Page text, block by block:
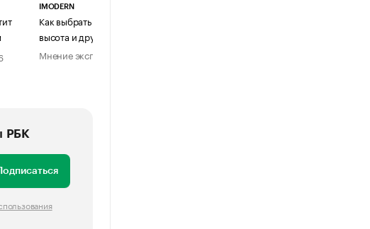
IMODERN
Как выбрать журнальный столик:
высота и другие ключевые параметры
Мнение эксперта
РБК
Подписаться